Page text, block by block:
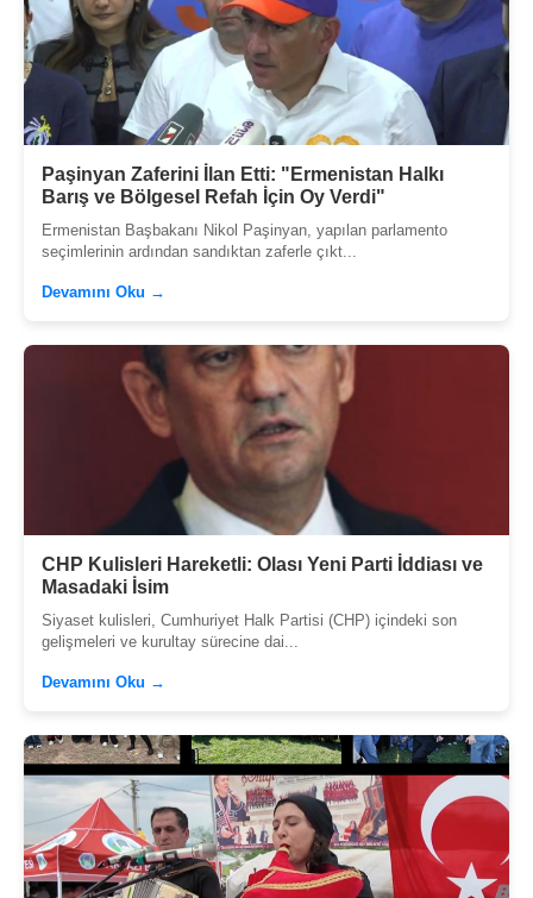
Paşinyan Zaferini İlan Etti: "Ermenistan Halkı
Barış ve Bölgesel Refah İçin Oy Verdi"
Ermenistan Başbakanı Nikol Paşinyan, yapılan parlamento
seçimlerinin ardından sandıktan zaferle çıkt...
Devamını Oku →
CHP Kulisleri Hareketli: Olası Yeni Parti İddiası ve
Masadaki İsim
Siyaset kulisleri, Cumhuriyet Halk Partisi (CHP) içindeki son
gelişmeleri ve kurultay sürecine dai...
Devamını Oku →